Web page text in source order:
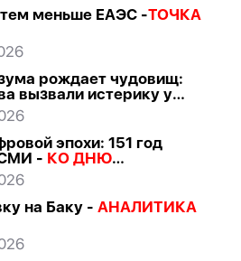
меньше ЕАЭС -ТОЧКА
рождает чудовищ:
вызвали истерику у
-
эпохи: 151 год
- КО ДНЮ
на Баку - АНАЛИТИКА